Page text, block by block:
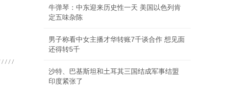
牛弹琴：中东迎来历史性一天 美国以色列肯
定五味杂陈
男子称看中女主播才华转账7千谈合作 想见面
还得转5千
沙特、巴基斯坦和土耳其三国结成军事结盟
印度紧张了